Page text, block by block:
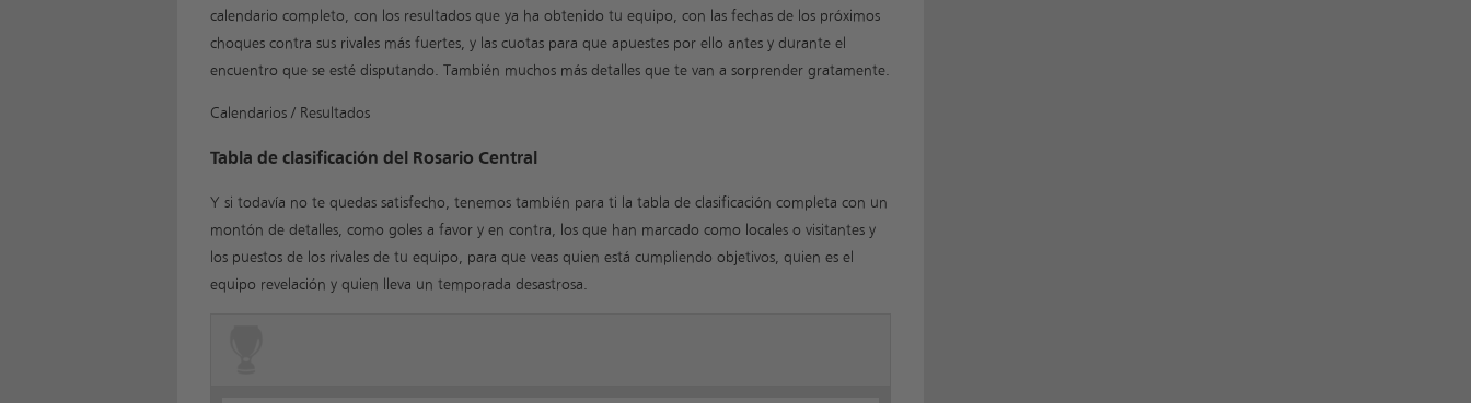
calendario completo, con los resultados que ya ha obtenido tu equipo, con las fechas de los próximos
choques contra sus rivales más fuertes, y las cuotas para que apuestes por ello antes y durante el
encuentro que se esté disputando. También muchos más detalles que te van a sorprender gratamente.
Calendarios / Resultados
Tabla de clasificación del Rosario Central
Y si todavía no te quedas satisfecho, tenemos también para ti la tabla de clasificación completa con un
montón de detalles, como goles a favor y en contra, los que han marcado como locales o visitantes y
los puestos de los rivales de tu equipo, para que veas quien está cumpliendo objetivos, quien es el
equipo revelación y quien lleva un temporada desastrosa.